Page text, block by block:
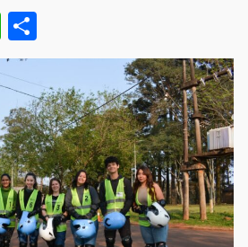
W
h
at
s
A
p
p
h
ar
e